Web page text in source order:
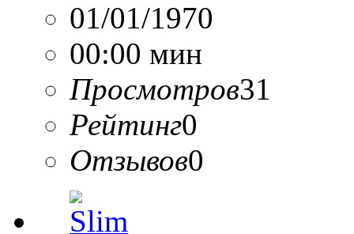
01/01/1970
00:00 мин
Просмотров31
Рейтинг0
Отзывов0